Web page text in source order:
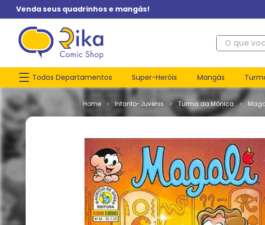
Venda seus quadrinhos e mangás!
O que você
Todos Departamentos Super-Heróis Mangás
Infanto-Juvenis Turma da Mônica